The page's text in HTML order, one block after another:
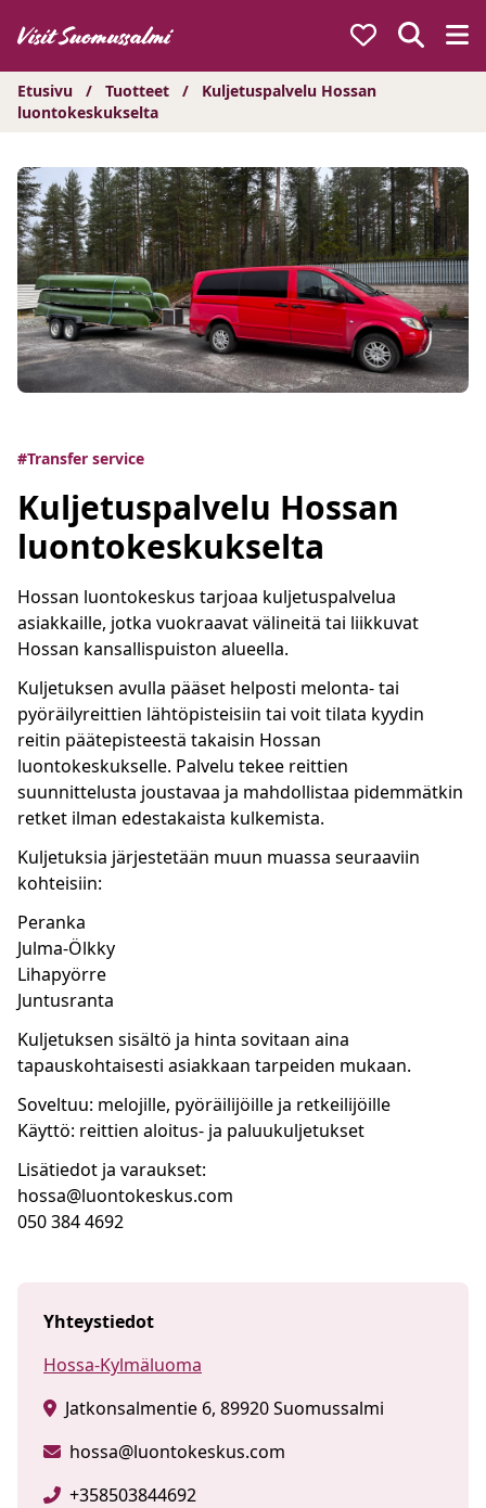
sisältöön
Etusivu / Tuotteet /
Kuljetuspalvelu Hossan
luontokeskukselta
#Transfer service
Kuljetuspalvelu Hossan
luontokeskukselta
Hossan luontokeskus tarjoaa kuljetuspalvelua
asiakkaille, jotka vuokraavat välineitä tai liikkuvat
Hossan kansallispuiston alueella.
Kuljetuksen avulla pääset helposti melonta- tai
pyöräilyreittien lähtöpisteisiin tai voit tilata kyydin
reitin päätepisteestä takaisin Hossan
luontokeskukselle. Palvelu tekee reittien
suunnittelusta joustavaa ja mahdollistaa pidemmätkin
retket ilman edestakaista kulkemista.
Kuljetuksia järjestetään muun muassa seuraaviin
kohteisiin:
Peranka
Julma-Ölkky
Lihapyörre
Juntusranta
Kuljetuksen sisältö ja hinta sovitaan aina
tapauskohtaisesti asiakkaan tarpeiden mukaan.
Soveltuu: melojille, pyöräilijöille ja retkeilijöille
Käyttö: reittien aloitus- ja paluukuljetukset
Lisätiedot ja varaukset:
hossa@luontokeskus.com
050 384 4692
Yhteystiedot
Hossa-Kylmäluoma
Jatkonsalmentie 6, 89920 Suomussalmi
hossa@luontokeskus.com
+358503844692